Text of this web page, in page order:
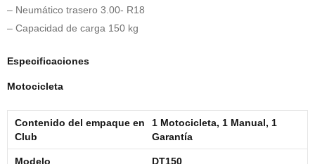
– Neumático trasero 3.00- R18
– Capacidad de carga 150 kg
Especificaciones
Motocicleta
Contenido del empaque en
Club
1 Motocicleta, 1 Manual, 1
Garantía
Modelo DT150